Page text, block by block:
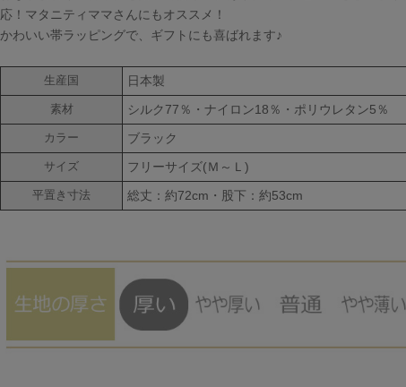
応！マタニティママさんにもオススメ！
かわいい帯ラッピングで、ギフトにも喜ばれます♪
生産国 日本製
素材 シルク77％・ナイロン18％・ポリウレタン5％
カラー ブラック
サイズ フリーサイズ(Ｍ～Ｌ)
平置き寸法 総丈：約72cm・股下：約53cm